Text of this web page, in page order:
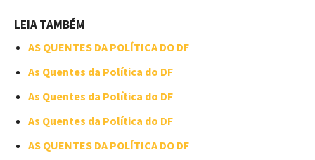
LEIA TAMBÉM
AS QUENTES DA POLÍTICA DO DF
As Quentes da Política do DF
As Quentes da Política do DF
As Quentes da Política do DF
AS QUENTES DA POLÍTICA DO DF